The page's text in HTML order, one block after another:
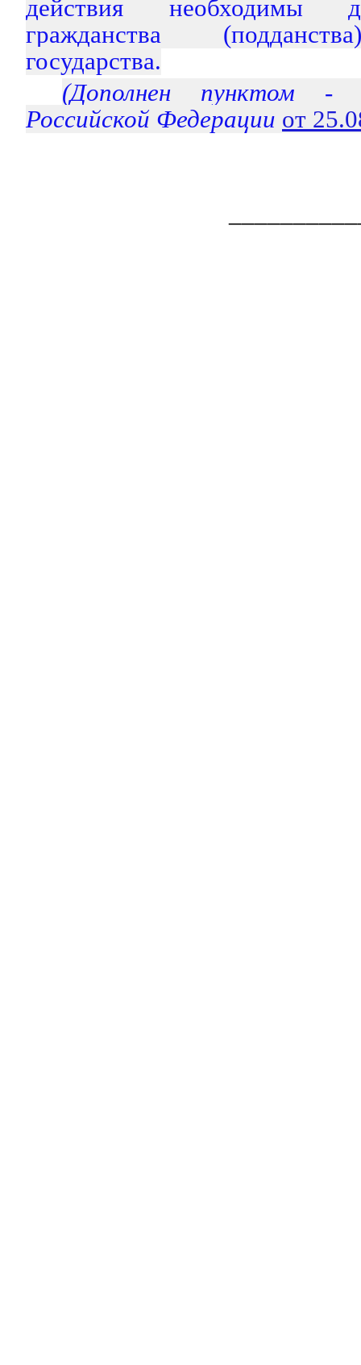
действия необходимы
гражданства
государства.
(Дополнен пунктом
Российской Федерации от